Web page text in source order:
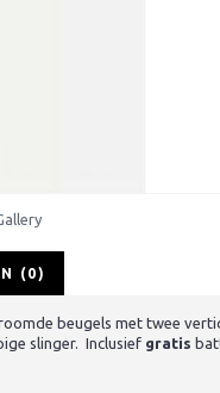
(0)
beugels met twee
slinger. Inclusief gratis